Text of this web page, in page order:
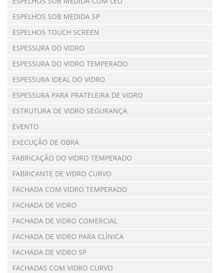
ESPELHOS SOB MEDIDA SP
ESPELHOS TOUCH SCREEN
ESPESSURA DO VIDRO
ESPESSURA DO VIDRO TEMPERADO
ESPESSURA IDEAL DO VIDRO
ESPESSURA PARA PRATELEIRA DE VIDRO
ESTRUTURA DE VIDRO SEGURANÇA
EVENTO
EXECUÇÃO DE OBRA
FABRICAÇÃO DO VIDRO TEMPERADO
FABRICANTE DE VIDRO CURVO
FACHADA COM VIDRO TEMPERADO
FACHADA DE VIDRO
FACHADA DE VIDRO COMERCIAL
FACHADA DE VIDRO PARA CLÍNICA
FACHADA DE VIDRO SP
FACHADAS COM VIDRO CURVO